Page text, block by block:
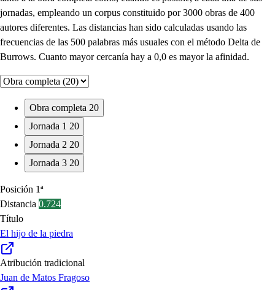
jornadas, empleando un corpus constituido por 3000 obras de 400
autores diferentes. Las distancias han sido calculadas usando las
frecuencias de las 500 palabras más usuales con el método Delta de
Burrows. Cuanto mayor cercanía hay a 0,0 es mayor la afinidad.
Obra completa 20
Jornada 1 20
Jornada 2 20
Jornada 3 20
Posición 1ª
Distancia 0.724
Título
El hijo de la piedra
Atribución tradicional
Juan de Matos Fragoso